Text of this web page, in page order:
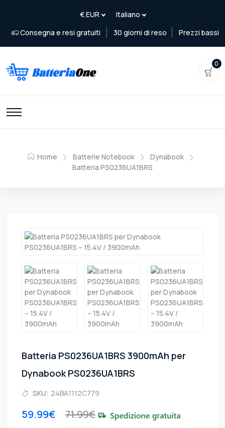
Consegna e resi gratuiti 30 giorni di reso Prezzi bassi
0
Home Batterie Notebook
Dynabook
Batteria PS0236UA1BRS
Batteria PS0236UA1BRS 3900mAh per
Dynabook PS0236UA1BRS
SKU: 24BA1112C779
59.99€ 71.99€